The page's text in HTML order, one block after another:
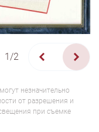
1/2
незначительно
от разрешения и
при съемке